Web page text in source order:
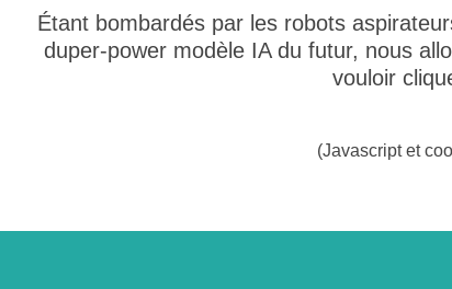
Étant bombardés par les robots
duper-power modèle IA du futur, nous
vouloir
(Javascript et